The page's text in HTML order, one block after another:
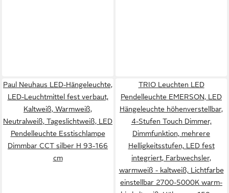
Paul Neuhaus LED-Hängeleuchte,
LED-Leuchtmittel fest verbaut,
Kaltweiß, Warmweiß,
Neutralweiß, Tageslichtweiß, LED
Pendelleuchte Esstischlampe
Dimmbar CCT silber H 93-166
cm
TRIO Leuchten LED
Pendelleuchte EMERSON, LED
Hängeleuchte höhenverstellbar,
4-Stufen Touch Dimmer,
Dimmfunktion, mehrere
Helligkeitsstufen, LED fest
integriert, Farbwechsler,
warmweiß - kaltweiß, Lichtfarbe
einstellbar 2700-5000K warm-